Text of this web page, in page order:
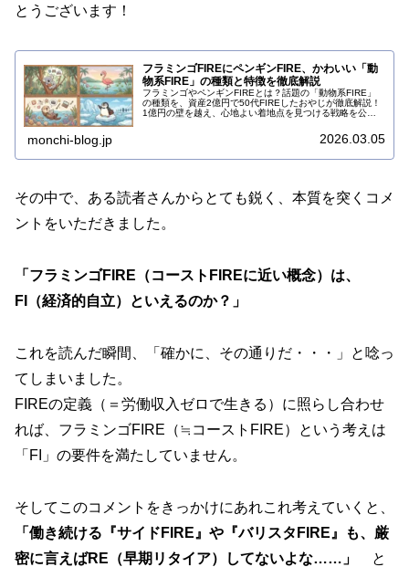
とうございます！
フラミンゴFIREにペンギンFIRE、かわいい「動
物系FIRE」の種類と特徴を徹底解説
フラミンゴやペンギンFIREとは？話題の「動物系FIRE」
の種類を、資産2億円で50代FIREしたおやじが徹底解説！
1億円の壁を越え、心地よい着地点を見つける戦略を公
monchi-blog.jp 2026.03.05
その中で、ある読者さんからとても鋭く、本質を突くコメ
ントをいただきました。
「フラミンゴFIRE（コーストFIREに近い概念）は、
FI（経済的自立）といえるのか？」
これを読んだ瞬間、「確かに、その通りだ・・・」と唸っ
てしまいました。
FIREの定義（＝労働収入ゼロで生きる）に照らし合わせ
れば、フラミンゴFIRE（≒コーストFIRE）という考えは
「FI」の要件を満たしていません。
そしてこのコメントをきっかけにあれこれ考えていくと、
「働き続ける『サイドFIRE』や『バリスタFIRE』も、厳
密に言えばRE（早期リタイア）してないよな……」
と